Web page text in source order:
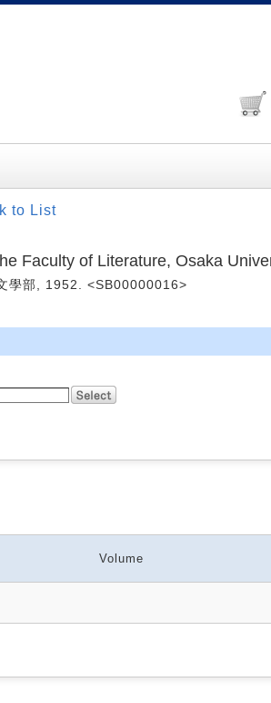
to List
Faculty of Literature, Osaka
學部, 1952. <SB00000016>
Volume